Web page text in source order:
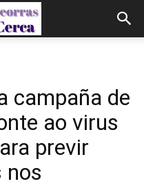
campaña de
ao virus
previr
nos